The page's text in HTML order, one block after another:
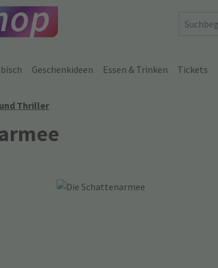
Geschenkideen Essen & Trinken Tickets
Thriller